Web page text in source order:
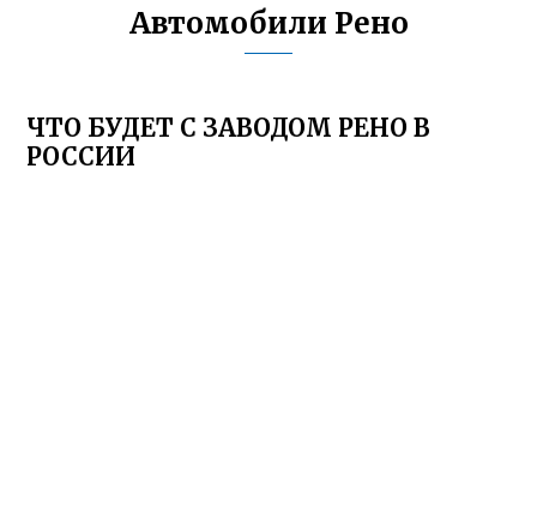
Автомобили Рено
ЧТО БУДЕТ С ЗАВОДОМ РЕНО В
РОССИИ